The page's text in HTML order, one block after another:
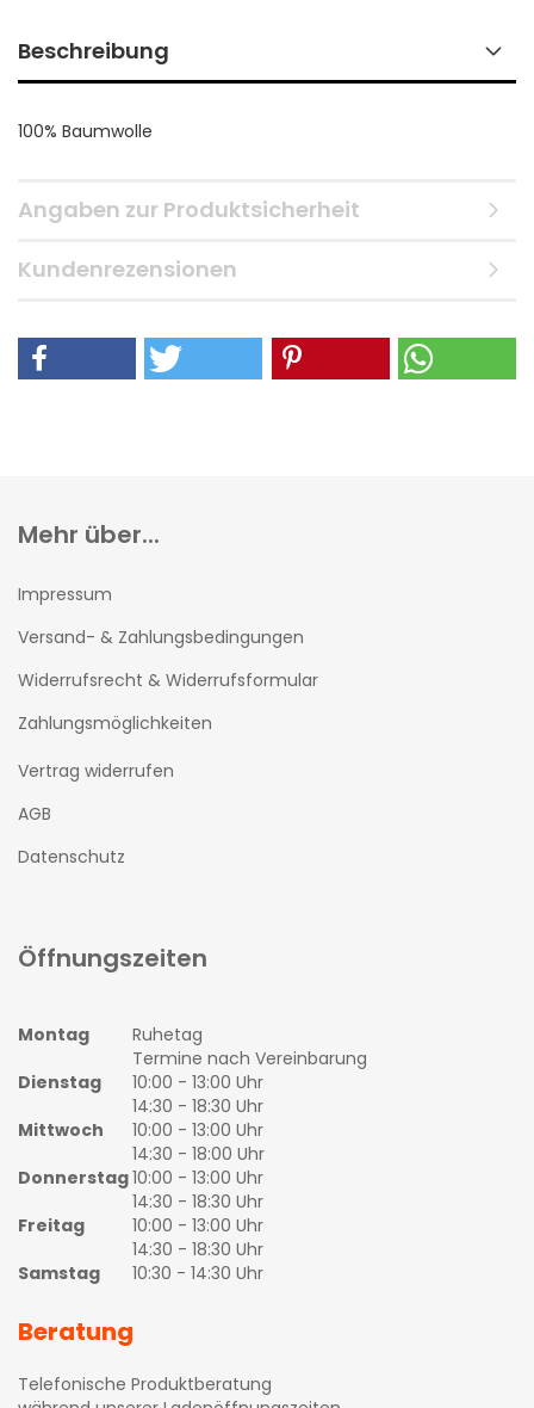
Beschreibung
100% Baumwolle
Angaben zur Produktsicherheit
Kundenrezensionen
Mehr über...
Impressum
Versand- & Zahlungsbedingungen
Widerrufsrecht & Widerrufsformular
Zahlungsmöglichkeiten
Vertrag widerrufen
AGB
Datenschutz
Öffnungszeiten
Montag
Ruhetag
Termine nach Vereinbarung
Dienstag
10:00 - 13:00 Uhr
14:30 - 18:30 Uhr
Mittwoch
10:00 - 13:00 Uhr
14:30 - 18:00 Uhr
Donnerstag10:00 - 13:00 Uhr
14:30 - 18:30 Uhr
Freitag
10:00 - 13:00 Uhr
14:30 - 18:30 Uhr
Samstag
10:30 - 14:30 Uhr
Beratung
Telefonische Produktberatung